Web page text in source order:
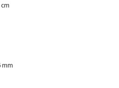
mm